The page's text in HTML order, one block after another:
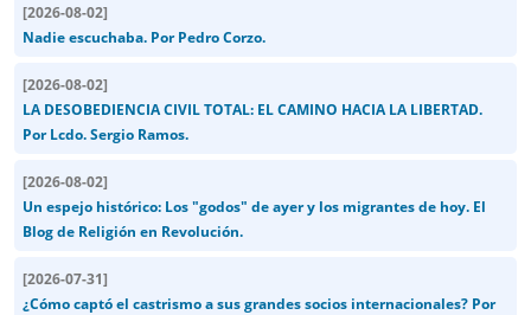
[2026-08-02]
Nadie escuchaba. Por Pedro Corzo.
[2026-08-02]
LA DESOBEDIENCIA CIVIL TOTAL: EL CAMINO HACIA LA LIBERTAD.
Por Lcdo. Sergio Ramos.
[2026-08-02]
Un espejo histórico: Los "godos" de ayer y los migrantes de hoy. El
Blog de Religión en Revolución.
[2026-07-31]
¿Cómo captó el castrismo a sus grandes socios internacionales? Por